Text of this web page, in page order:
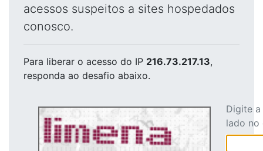
acessos suspeitos a sites hospedados
conosco.
Para liberar o acesso do IP 216.73.217.13,
responda ao desafio abaixo.
Digite
lado no